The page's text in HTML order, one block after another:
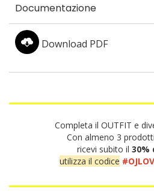
Completa il OUTFIT e
Con almeno 3
ricevi subito il 30%
utilizza il codice
Documentazione
Download PDF